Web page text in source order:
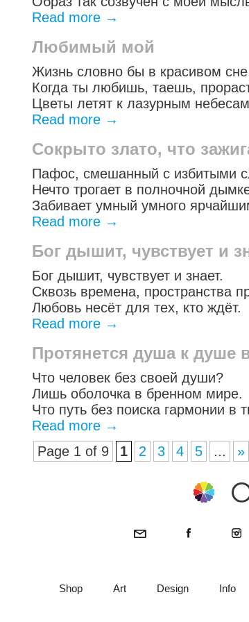
Read more →
Любимый мой
Жизнь словно бы в красивом
Когда ты любишь, таешь,
Цветы летят к лазурным
Read more →
Сокрыто злато, что
Пафос, смешанный с избитыми
Нечто трогает в полночной
Забивает умный умного
Read more →
Бог дышит, чувствует и
Бог дышит, чувствует и знает.
Сквозь времена, пространства
Любовь несёт для тех, кто ждёт.
Read more →
Протянется душа к душе
Что человек без своей души?
Лишь оболочка в бренном мире.
Что путь без поиска гармонии в
Read more →
Page 1 of 9
1 2 3 4 5 ... »
Shop Art Design Info